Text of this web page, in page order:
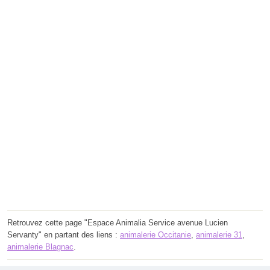
Retrouvez cette page "Espace Animalia Service avenue Lucien
Servanty" en partant des liens : animalerie Occitanie, animalerie 31,
animalerie Blagnac.